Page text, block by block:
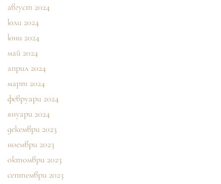
август 2024
юли 2024
юни 2024
май 2024
април 2024
март 2024
февруари 2024
януари 2024
декември 2023
ноември 2023
октомври 2023
септември 2023